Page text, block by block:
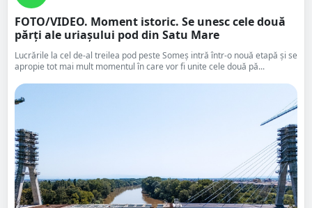
FOTO/VIDEO. Moment istoric. Se unesc cele două
părți ale uriașului pod din Satu Mare
Lucrările la cel de-al treilea pod peste Someș intră într-o nouă etapă și se
apropie tot mai mult momentul în care vor fi unite cele două pă...